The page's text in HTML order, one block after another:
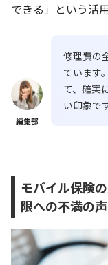
できる」という活
編集部
修理費の
ています
て、確実
い印象で
モバイル保険
限への不満の声